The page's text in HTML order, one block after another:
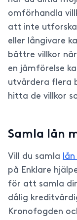
omförhandla
att inte
eller långivare
bättre villkor
en jämförelse
utvärdera flera
hitta de villkor
Samla lån
Vill du samla
på Enklare
för att samla
dålig
Kronofogden